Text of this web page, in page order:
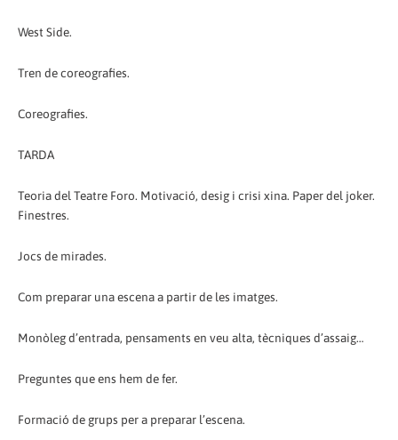
West Side.
Tren de coreografies.
Coreografies.
TARDA
Teoria del Teatre Foro. Motivació, desig i crisi xina. Paper del joker.
Finestres.
Jocs de mirades.
Com preparar una escena a partir de les imatges.
Monòleg d’entrada, pensaments en veu alta, tècniques d’assaig…
Preguntes que ens hem de fer.
Formació de grups per a preparar l’escena.